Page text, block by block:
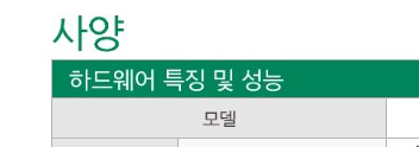
사양
하드웨어특징 및 성능
모델